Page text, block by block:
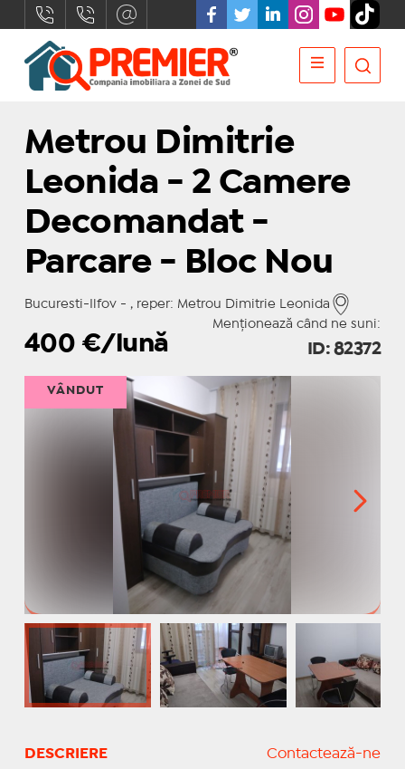
Metrou Dimitrie
Leonida - 2 Camere
Decomandat -
Parcare - Bloc Nou
Bucuresti-Ilfov - , reper: Metrou Dimitrie Leonida
Menționează când ne suni:
400 €/lună ID: 82372
VÂNDUT
DESCRIERE Contactează-ne